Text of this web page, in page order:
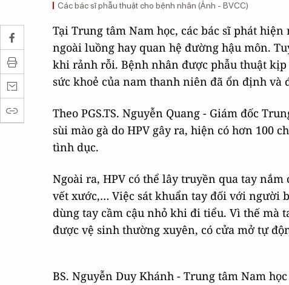
Các bác sĩ phẫu thuật cho bệnh nhân (Ảnh - BVCC)
Tại Trung tâm Nam học, các bác sĩ phát
ngoài luồng hay quan hệ đường hậu môn.
khi rảnh rỗi. Bệnh nhân được phẫu thuật
sức khoẻ của nam thanh niên đã ổn định và
Theo PGS.TS. Nguyễn Quang - Giám đốc
sùi mào gà do HPV gây ra, hiện có hơn 100
tình dục.
Ngoài ra, HPV có thể lây truyền qua tay
vết xước,… Việc sát khuẩn tay đối với người
dùng tay cầm cậu nhỏ khi đi tiểu. Vì thế mà
được vệ sinh thường xuyên, có cửa mở tự
BS. Nguyễn Duy Khánh - Trung tâm Nam